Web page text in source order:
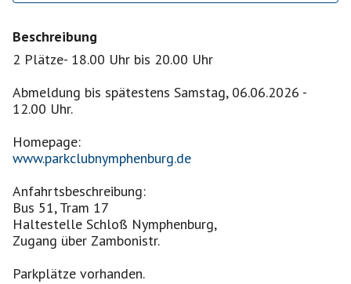
Beschreibung
2 Plätze- 18.00 Uhr bis 20.00 Uhr
Abmeldung bis spätestens Samstag, 06.06.2026 -
12.00 Uhr.
www.parkclubnymphenburg.de
Anfahrtsbeschreibung:
Bus 51, Tram 17
Haltestelle Schloß Nymphenburg,
Zugang über Zambonistr.
Parkplätze vorhanden.